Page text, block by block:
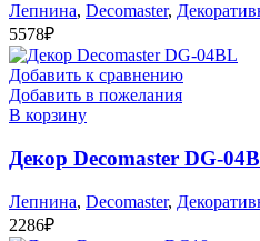
Лепнина, Decomaster,
5578₽
Добавить к сравнению
Добавить в пожелания
В корзину
Декор Decomaster DG-
Лепнина, Decomaster,
2286₽